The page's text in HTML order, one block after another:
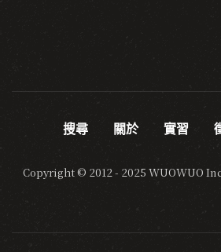
搜尋 關於 實習
Copyright © 2012 - 2025 WUOWUO